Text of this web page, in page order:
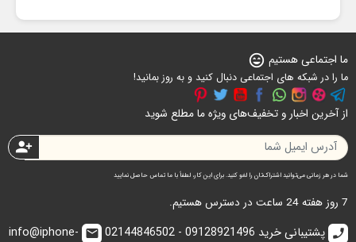
ما اجتماعی هستیم sentiment_very_satisfied
ما را در شبکه های اجتماعی دنبال کنید و به روز بمانید!
از آخرین اخبار و تخفیف‌های ویژه ما مطلع شوید
person_add
شما در هر زمانی می‌توانید اشتراک‌تان را لغو کنید. برای این کار، لطفاً با ما تماس حاصل نمایید
7 روز هفته 24 ساعت در دسترس هستیم.
call پشتیبانی خرید 09128921496 - 02144846502 email
info@iphone-